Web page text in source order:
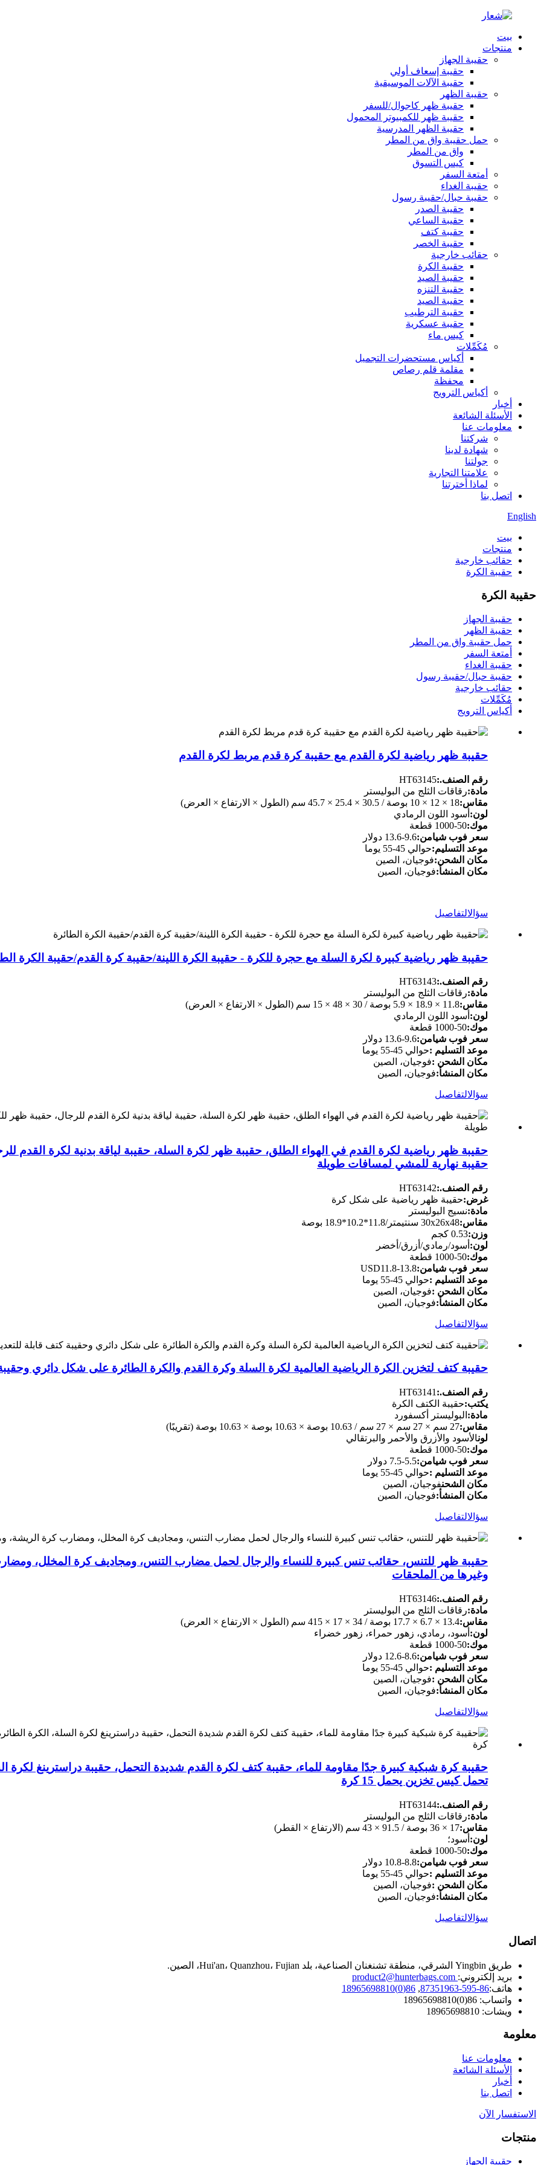
بيت
منتجات
حقيبة الجهاز
حقيبة إسعاف أولي
حقيبة الآلات الموسيقية
حقيبة الظهر
حقيبة ظهر كاجوال/للسفر
حقيبة ظهر للكمبيوتر المحمول
حقيبة الظهر المدرسية
حمل حقيبة واق من المطر
واق من المطر
كيس التسوق
أمتعة السفر
حقيبة الغداء
حقيبة حبال/حقيبة رسول
حقيبة الصدر
حقيبة الساعي
حقيبة كتف
حقيبة الخصر
حقائب خارجية
حقيبة الكرة
حقيبة الصيد
حقيبة التنزه
حقيبة الصيد
حقيبة الترطيب
حقيبة عسكرية
كيس ماء
مُكَمِّلات
أكياس مستحضرات التجميل
مقلمة قلم رصاص
محفظة
أكياس الترويج
أخبار
الأسئلة الشائعة
معلومات عنا
شركتنا
شهادة لدينا
جولتنا
علامتنا التجارية
لماذا أخترتنا
اتصل بنا
English
بيت
منتجات
حقائب خارجية
حقيبة الكرة
حقيبة الكرة
حقيبة الجهاز
حقيبة الظهر
حمل حقيبة واق من المطر
أمتعة السفر
حقيبة الغداء
حقيبة حبال/حقيبة رسول
حقائب خارجية
مُكَمِّلات
أكياس الترويج
حقيبة ظهر رياضية لكرة القدم مع حقيبة كرة قدم مربط لكرة القدم
رقم الصنف.:HT63145
مادة:رقاقات الثلج من البوليستر
مقاس:18 × 12 × 10 بوصة / 30.5 × 25.4 × 45.7 سم (الطول × الارتفاع × العرض)
لون: أسود اللون الرمادي
موك:50-1000 قطعة
سعر فوب شيامن:9.6-13.6 دولار
موعد التسليم:حوالي 45-55 يوما
مكان الشحن:فوجيان، الصين
مكان المنشأ:فوجيان، الصين
سؤالالتفاصيل
حقيبة ظهر رياضية كبيرة لكرة السلة مع حجرة للكرة - حقيبة الكرة اللينة/حقيبة كرة القدم/حقيبة الكرة
رقم الصنف.:HT63143
مادة:رقاقات الثلج من البوليستر
مقاس:11.8 × 18.9 × 5.9 بوصة / 30 × 48 × 15 سم (الطول × الارتفاع × العرض)
لون: أسود اللون الرمادي
موك:50-1000 قطعة
سعر فوب شيامن:9.6-13.6 دولار
موعد التسليم :حوالي 45-55 يوما
مكان الشحن :فوجيان، الصين
مكان المنشأ:فوجيان، الصين
سؤالالتفاصيل
حقيبة ظهر رياضية لكرة القدم في الهواء الطلق، حقيبة ظهر لكرة السلة، حقيبة لياقة بدنية لكرة القدم
حقيبة نهارية للمشي لمسافات طويلة
رقم الصنف.:HT63142
غرض:حقيبة ظهر رياضية على شكل كرة
مادة:نسيج البوليستر
مقاس:30x26x48 سنتيمتر/11.8*10.2*18.9 بوصة
وزن:0.53 كجم
لون: أسود/رمادي/أزرق/أخضر
موك:50-1000 قطعة
سعر فوب شيامن:USD11.8-13.8
موعد التسليم :حوالي 45-55 يوما
مكان الشحن :فوجيان، الصين
مكان المنشأ:فوجيان، الصين
سؤالالتفاصيل
حقيبة كتف لتخزين الكرة الرياضية العالمية لكرة السلة وكرة القدم والكرة الطائرة على شكل دائري
رقم الصنف.: HT63141
يكتب:حقيبة الكتف الكرة
مادة: البوليستر أكسفورد
مقاس:27 سم × 27 سم × 27 سم / 10.63 بوصة × 10.63 بوصة × 10.63 بوصة (تقريبًا)
لونالأسود والأزرق والأحمر والبرتقالي
موك:50-1000 قطعة
سعر فوب شيامن:5.5-7.5 دولار
موعد التسليم :حوالي 45-55 يوما
مكان الشحنفوجيان، الصين
مكان المنشأ:فوجيان، الصين
سؤالالتفاصيل
حقيبة ظهر للتنس، حقائب تنس كبيرة للنساء والرجال لحمل مضارب التنس، ومجاديف كرة المخلل،
وغيرها من الملحقات
رقم الصنف.:HT63146
مادة:رقاقات الثلج من البوليستر
مقاس:13.4 × 6.7 × 17.7 بوصة / 34 × 17 × 415 سم (الطول × الارتفاع × العرض)
لون: أسود، رمادي، زهور حمراء، زهور خضراء
موك:50-1000 قطعة
سعر فوب شيامن:8.6-12.6 دولار
موعد التسليم :حوالي 45-55 يوما
مكان الشحن :فوجيان، الصين
مكان المنشأ:فوجيان، الصين
سؤالالتفاصيل
حقيبة كرة شبكية كبيرة جدًا مقاومة للماء، حقيبة كتف لكرة القدم شديدة التحمل، حقيبة دراسترينغ لكرة
تحمل كيس تخزين يحمل 15 كرة
رقم الصنف.:HT63144
مادة:رقاقات الثلج من البوليستر
مقاس:17 × 36 بوصة / 91.5 × 43 سم (الارتفاع × القطر)
لون: أسود؛
موك:50-1000 قطعة
سعر فوب شيامن:8.8-10.8 دولار
موعد التسليم :حوالي 45-55 يوما
مكان الشحن :فوجيان، الصين
مكان المنشأ:فوجيان، الصين
سؤالالتفاصيل
اتصال
طريق Yingbin الشرقي، منطقة تشنغنان الصناعية، بلد Hui'an، Quanzhou، Fujian، الصين.
بريد إلكتروني:
هاتف:86-595-87351963
,
86(0)18965698810
واتساب: 86(0)18965698810
ويشات: 18965698810
معلومة
معلومات عنا
الأسئلة الشائعة
أخبار
اتصل بنا
الاستفسار الآن
منتجات
حقيبة الجهاز